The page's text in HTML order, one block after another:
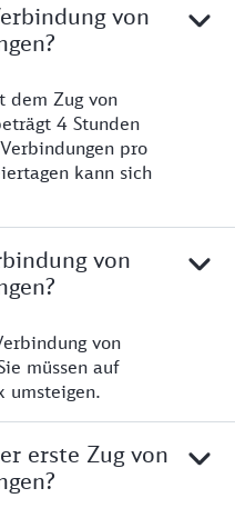
von
dem Zug von
4 Stunden
pro
kann sich
von
von
müssen auf
umsteigen.
erste Zug von